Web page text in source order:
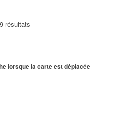
résultats
lorsque la carte est déplacée